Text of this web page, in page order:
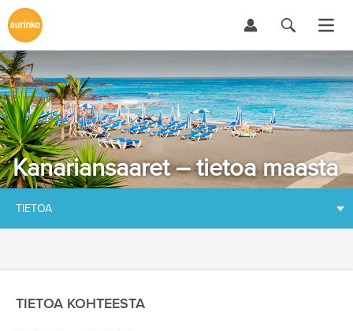
Kanariansaaret – tietoa maasta
TIETOA
TIETOA KOHTEESTA